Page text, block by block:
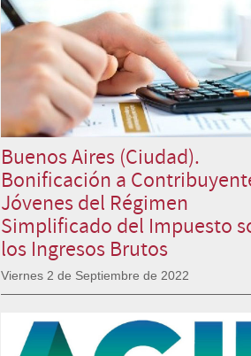
Buenos Aires (Ciudad).
Bonificación a
Jóvenes del Régimen
Simplificado del Impuesto
los Ingresos Brutos
Viernes 2 de Septiembre de 2022